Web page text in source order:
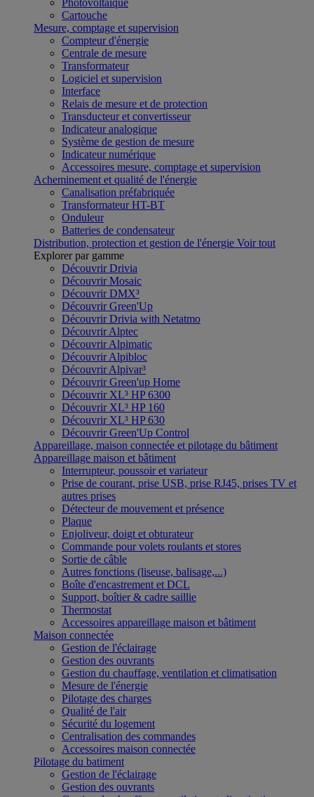
Photovoltaïque
Cartouche
Mesure, comptage et supervision
Compteur d'énergie
Centrale de mesure
Transformateur
Logiciel et supervision
Interface
Relais de mesure et de protection
Transducteur et convertisseur
Indicateur analogique
Système de gestion de mesure
Indicateur numérique
Accessoires mesure, comptage et supervision
Acheminement et qualité de l'énergie
Canalisation préfabriquée
Transformateur HT-BT
Onduleur
Batteries de condensateur
Distribution, protection et gestion de l'énergie Voir tout
Explorer par gamme
Découvrir Drivia
Découvrir Mosaic
Découvrir DMX³
Découvrir Green'Up
Découvrir Drivia with Netatmo
Découvrir Alptec
Découvrir Alpimatic
Découvrir Alpibloc
Découvrir Alpivar³
Découvrir Green'up Home
Découvrir XL³ HP 6300
Découvrir XL³ HP 160
Découvrir XL³ HP 630
Découvrir Green'Up Control
Appareillage, maison connectée et pilotage du bâtiment
Appareillage maison et bâtiment
Interrupteur, poussoir et variateur
Prise de courant, prise USB, prise RJ45, prises TV et
autres prises
Détecteur de mouvement et présence
Plaque
Enjoliveur, doigt et obturateur
Commande pour volets roulants et stores
Sortie de câble
Autres fonctions (liseuse, balisage,...)
Boîte d'encastrement et DCL
Support, boîtier & cadre saillie
Thermostat
Accessoires appareillage maison et bâtiment
Maison connectée
Gestion de l'éclairage
Gestion des ouvrants
Gestion du chauffage, ventilation et climatisation
Mesure de l'énergie
Pilotage des charges
Qualité de l'air
Sécurité du logement
Centralisation des commandes
Accessoires maison connectée
Pilotage du batiment
Gestion de l'éclairage
Gestion des ouvrants